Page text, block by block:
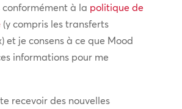
à la politique de
(y compris les transferts
et je consens à ce que Mood
informations pour me
recevoir des nouvelles